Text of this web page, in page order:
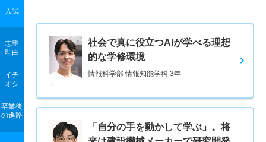
入試
志望
理由
イチ
オシ
卒業後
の進路
社会で真に役立つAIが学べる理想
的な学修環境
情報科学部 情報知能学科 3年
「自分の手を動かして学ぶ」。将